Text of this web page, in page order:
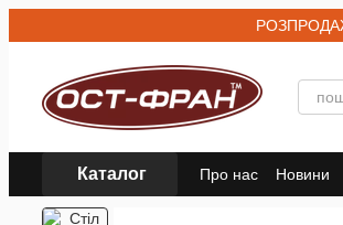
РОЗПРОДАЖ
Каталог Про нас Новини
Договір